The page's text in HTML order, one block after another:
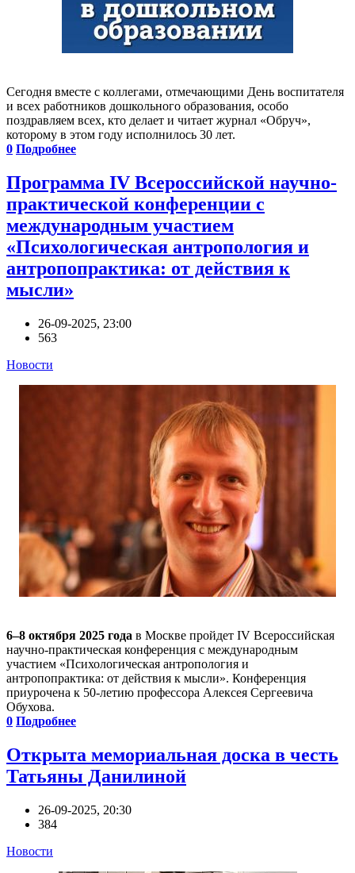
Сегодня вместе с коллегами, отмечающими День воспитателя
и всех работников дошкольного образования, особо
поздравляем всех, кто делает и читает журнал «Обруч»,
которому в этом году исполнилось 30 лет.
0 Подробнее
Программа IV Всероссийской научно-
практической конференции с
международным участием
«Психологическая антропология и
антропопрактика: от действия к
мысли»
26-09-2025, 23:00
563
Новости
6–8 октября 2025 года в Москве пройдет IV Всероссийская
научно-практическая конференция с международным
участием «Психологическая антропология и
антропопрактика: от действия к мысли». Конференция
приурочена к 50-летию профессора Алексея Сергеевича
Обухова.
0 Подробнее
Открыта мемориальная доска в честь
Татьяны Данилиной
26-09-2025, 20:30
384
Новости